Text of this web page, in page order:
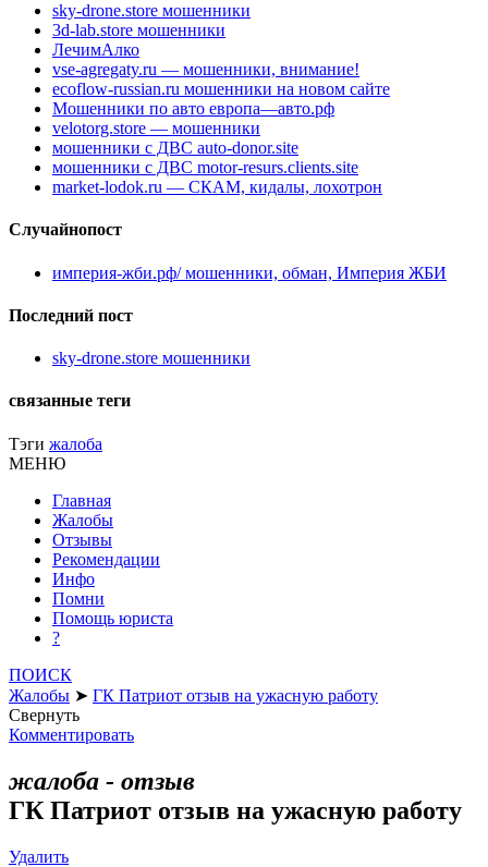
sky-drone.store мошенники
3d-lab.store мошенники
ЛечимАлко
vse-agregaty.ru — мошенники, внимание!
ecoflow-russian.ru мошенники на новом сайте
Мошенники по авто европа—авто.рф
velotorg.store — мошенники
мошенники с ДВС auto-donor.site
мошенники с ДВС motor-resurs.clients.site
market-lodok.ru — СКАМ, кидалы, лохотрон
Случайнопост
империя-жби.рф/ мошенники, обман, Империя ЖБИ
Последний пост
sky-drone.store мошенники
связанные теги
Тэги жалоба
МЕНЮ
Главная
Жалобы
Отзывы
Рекомендации
Инфо
Помни
Помощь юриста
?
ПОИСК
Жалобы ➤ ГК Патриот отзыв на ужасную работу
Свернуть
Комментировать
жалоба - отзыв
ГК Патриот отзыв на ужасную работу
Удалить